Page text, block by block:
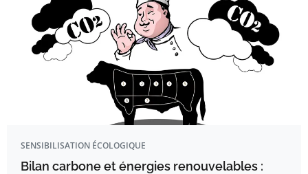
SENSIBILISATION ÉCOLOGIQUE
Bilan carbone et énergies renouvelables :